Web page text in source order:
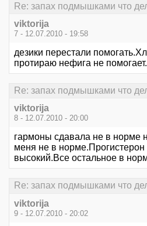
Re: запах подмышками что
viktorija
7 - 12.07.2010 - 19:58
дезики перестали
протираю нефига не помогает.
Re: запах подмышками что
viktorija
8 - 12.07.2010 - 20:00
гармоны сдавала не в норме
меня не в
высокий.Все остальное в
Re: запах подмышками что
viktorija
9 - 12.07.2010 - 20:02